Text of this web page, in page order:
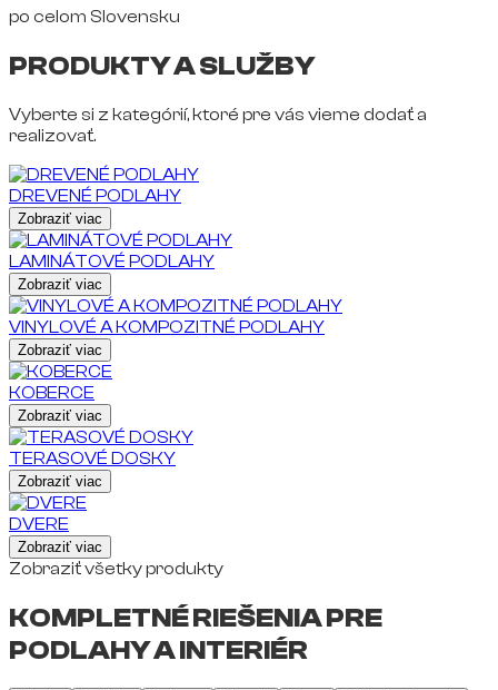
po celom Slovensku
PRODUKTY A SLUŽBY
Vyberte si z kategórií, ktoré pre vás vieme dodať a
realizovať.
DREVENÉ PODLAHY
Zobraziť viac
LAMINÁTOVÉ PODLAHY
Zobraziť viac
VINYLOVÉ A KOMPOZITNÉ PODLAHY
Zobraziť viac
KOBERCE
Zobraziť viac
TERASOVÉ DOSKY
Zobraziť viac
DVERE
Zobraziť viac
Zobraziť všetky produkty
KOMPLETNÉ RIEŠENIA PRE
PODLAHY A INTERIÉR